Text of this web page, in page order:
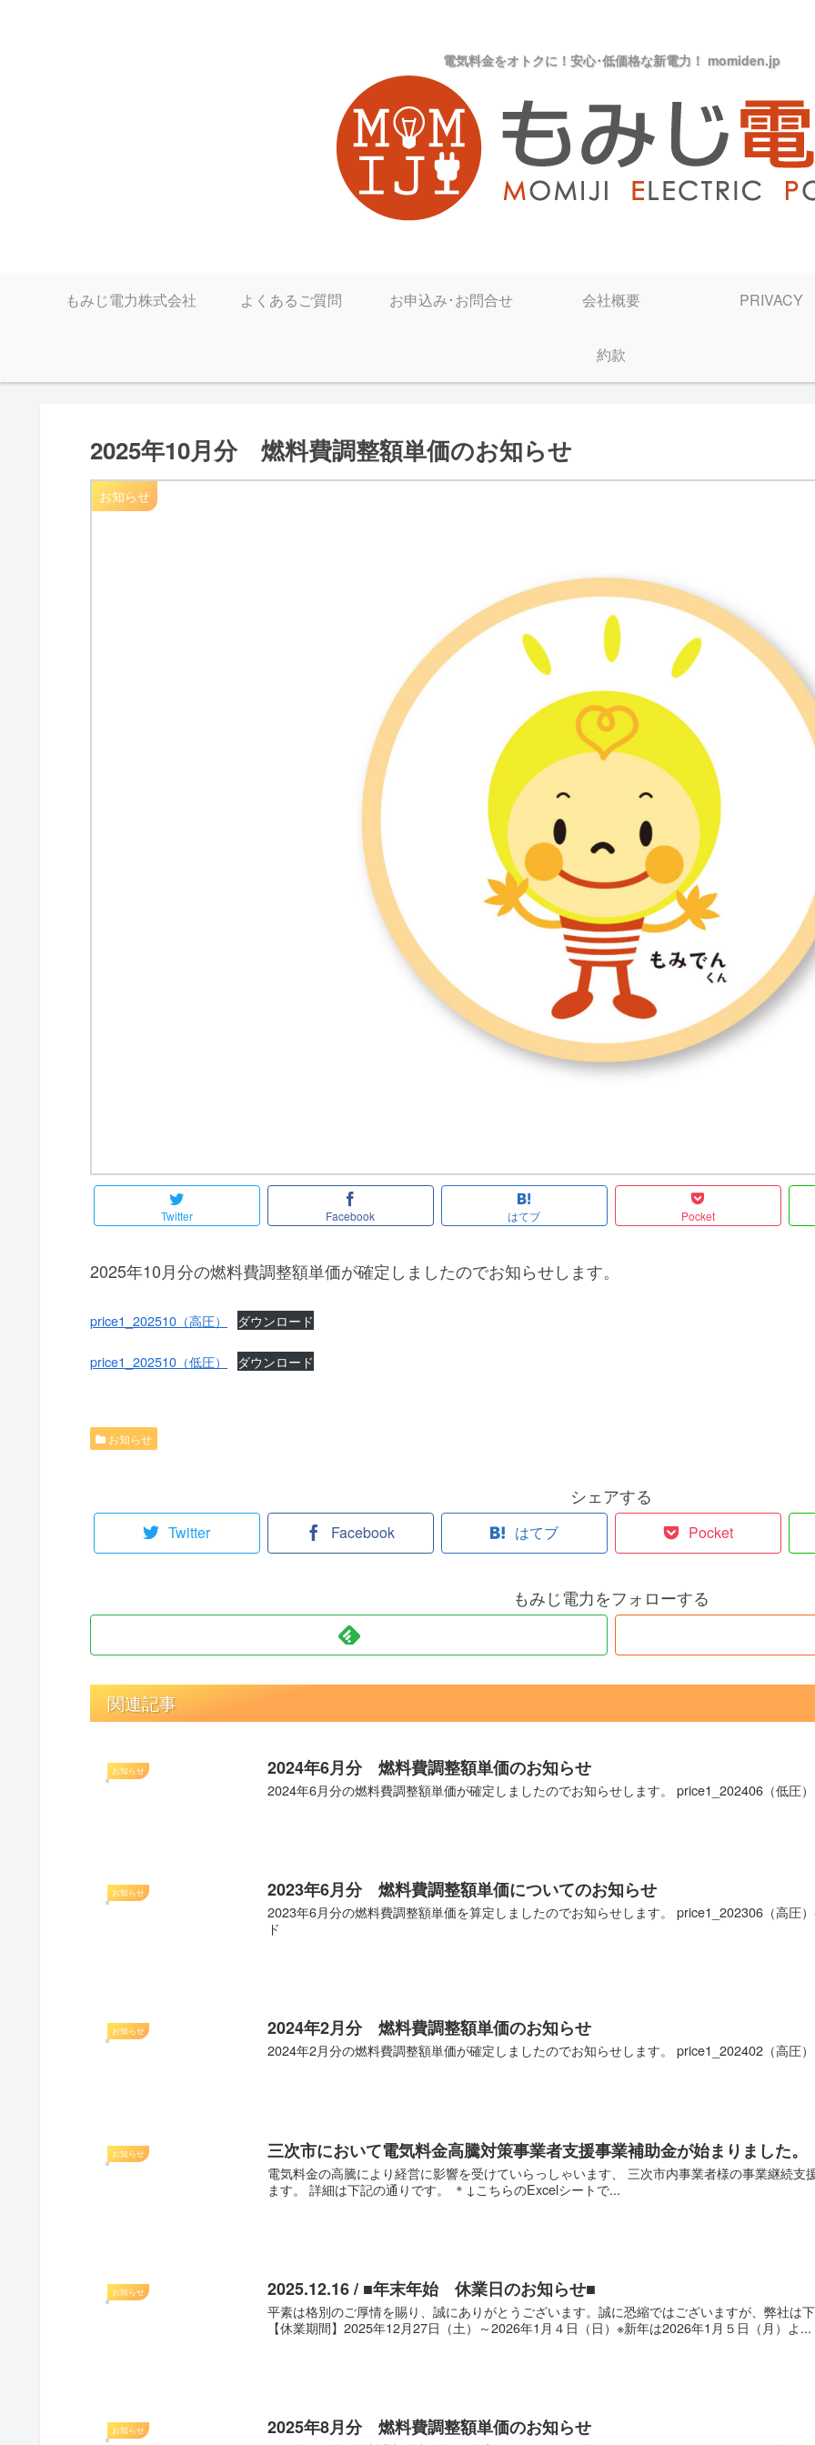
電気料金をオトクに！安心･低価格な新電力！ momiden.jp
もみじ電力株式会社 よくあるご質問 お申込み･お問合せ 会社概要 PRIVACY
約款
2025年10月分 燃料費調整額単価のお知らせ
お知らせ
Twitter Facebook はてブ Pocket
2025年10月分の燃料費調整額単価が確定しましたのでお知らせします。
price1_202510（高圧） ダウンロード
price1_202510（低圧） ダウンロード
お知らせ
シェアする
Twitter Facebook はてブ Pocket
もみじ電力をフォローする
関連記事
お知らせ 2024年6月分 燃料費調整額単価のお知らせ
2024年6月分の燃料費調整額単価が確定しましたのでお知らせします。 price1_202406（低圧
お知らせ 2023年6月分 燃料費調整額単価についてのお知らせ
2023年6月分の燃料費調整額単価を算定しましたのでお知らせします。 price1_202306（高圧
ド
お知らせ 2024年2月分 燃料費調整額単価のお知らせ
2024年2月分の燃料費調整額単価が確定しましたのでお知らせします。 price1_202402（高圧
お知らせ 三次市において電気料金高騰対策事業者支援事業補助金が始まりました。
電気料金の高騰により経営に影響を受けていらっしゃいます、 三次市内事業者様の事業継続
ます。 詳細は下記の通りです。 ＊↓こちらのExcelシートで...
お知らせ 2025.12.16 / ■年末年始 休業日のお知らせ■
平素は格別のご厚情を賜り、誠にありがとうございます。誠に恐縮ではございますが、弊社は
【休業期間】2025年12月27日（土）～2026年1月４日（日）※新年は2026年1月５日（月）よ...
お知らせ 2025年8月分 燃料費調整額単価のお知らせ